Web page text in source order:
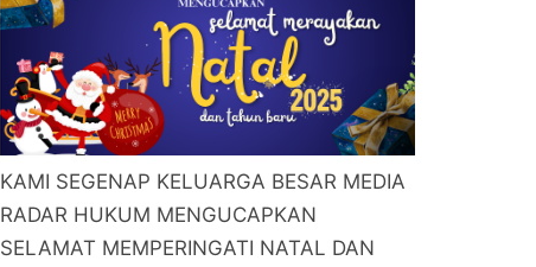
KAMI SEGENAP KELUARGA BESAR MEDIA
RADAR HUKUM MENGUCAPKAN
SELAMAT MEMPERINGATI NATAL DAN